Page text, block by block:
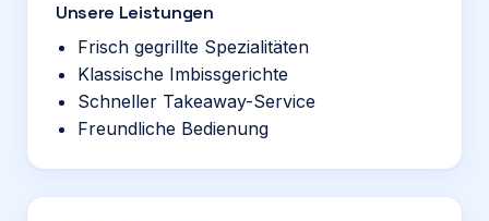
Unsere Leistungen
Frisch gegrillte Spezialitäten
Klassische Imbissgerichte
Schneller Takeaway-Service
Freundliche Bedienung